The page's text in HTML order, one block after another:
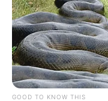
vraiment la
nous tout en
vos théories au
GOOD TO KNOW THIS